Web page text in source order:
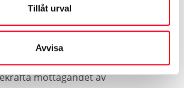
Tillåt urval
Avvisa
behov tas hjälp av externa aktörer
och utredning.
mottagandet av